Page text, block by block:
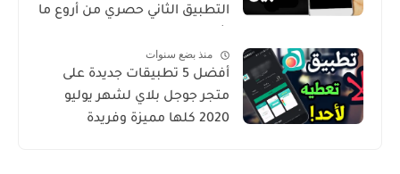
التطبيق الثاني حصري من أروع ما
منذ بضع سنوات
أفضل 5 تطبيقات جديدة على
متجر جوجل بلاي لشهر يوليو
2020 كلها مميزة وفريدة